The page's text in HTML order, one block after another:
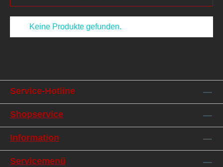
Keine Produkte gefunden.
Service-Hotline
Shopservice
Information
Servicemenü